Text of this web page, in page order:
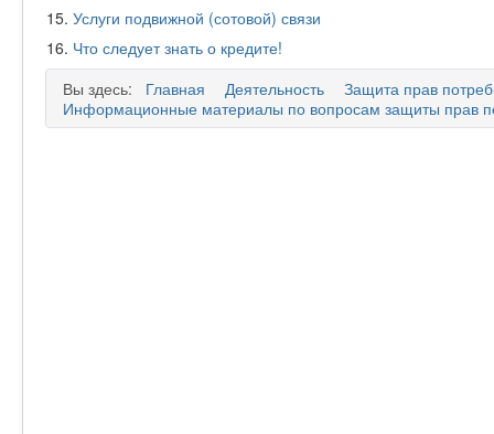
Услуги подвижной (сотовой) связи
Что следует знать о кредите!
Вы здесь:
Главная Деятельность
Защита прав
Информационные материалы по вопросам защиты прав